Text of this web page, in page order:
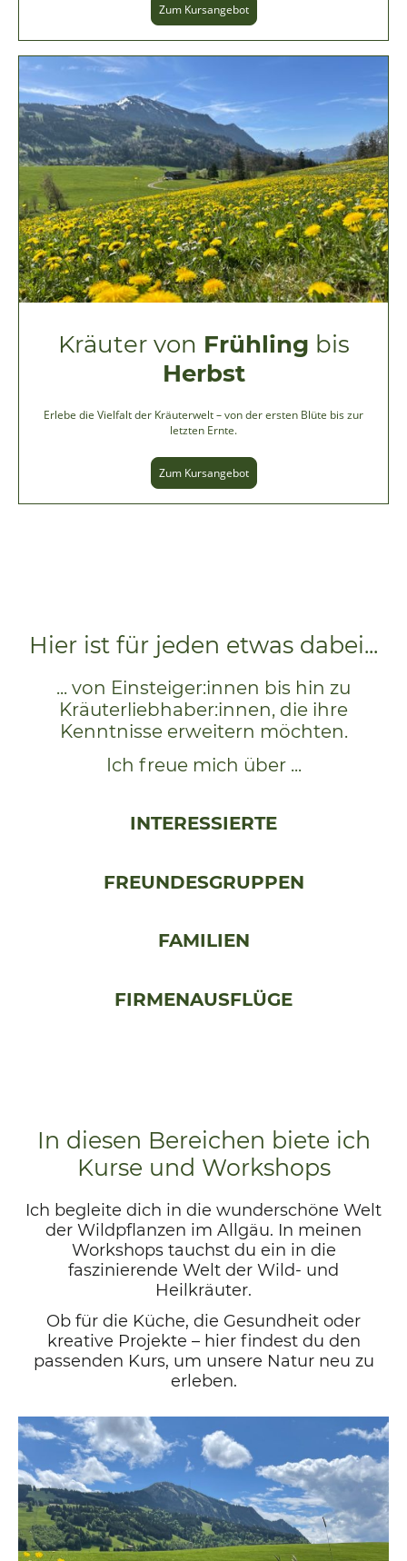
Zum Kursangebot
Kräuter von Frühling bis
Herbst
Erlebe die Vielfalt der Kräuterwelt – von der ersten Blüte bis zur
letzten Ernte.
Zum Kursangebot
Hier ist für jeden etwas dabei...
... von Einsteiger:innen bis hin zu
Kräuterliebhaber:innen, die ihre
Kenntnisse erweitern möchten.
Ich freue mich über ...
INTERESSIERTE
FREUNDESGRUPPEN
FAMILIEN
FIRMENAUSFLÜGE
In diesen Bereichen biete ich
Kurse und Workshops
Ich begleite dich in die wunderschöne Welt
der Wildpflanzen im Allgäu. In meinen
Workshops tauchst du ein in die
faszinierende Welt der Wild- und
Heilkräuter.
Ob für die Küche, die Gesundheit oder
kreative Projekte – hier findest du den
passenden Kurs, um unsere Natur neu zu
erleben.